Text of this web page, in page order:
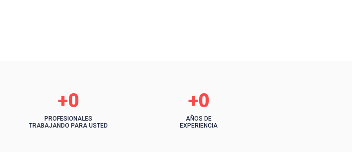
+0
PROFESIONALES
TRABAJANDO PARA USTED
+0
AÑOS DE
EXPERIENCIA